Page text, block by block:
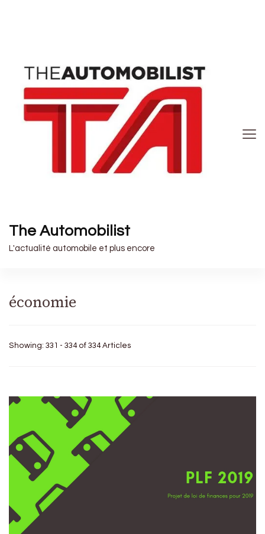
The Automobilist
L'actualité automobile et plus encore
économie
Showing: 331 - 334 of 334 Articles